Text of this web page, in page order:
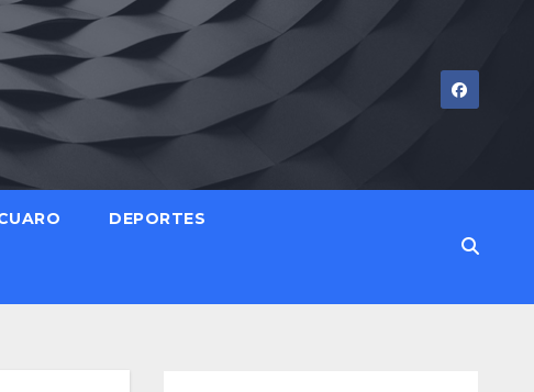
DEPORTES